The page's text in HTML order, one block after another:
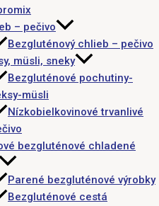
– pečivo
Bezgluténový chlieb – pečivo
müsli, sneky
Bezgluténové pochutiny-
müsli
Nízkobielkovinové trvanlivé
bezgluténové chladené
Parené bezgluténové výrobky
Bezgluténové cestá